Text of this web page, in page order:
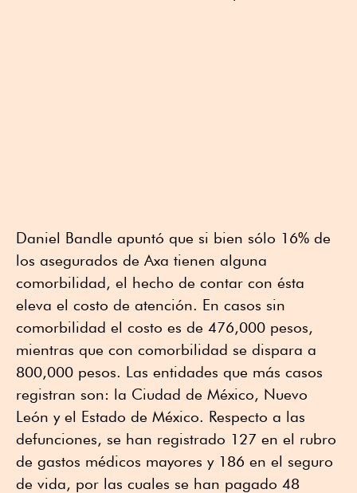
Daniel Bandle apuntó que si bien sólo 16% de
los asegurados de Axa tienen alguna
comorbilidad, el hecho de contar con ésta
eleva el costo de atención. En casos sin
comorbilidad el costo es de 476,000 pesos,
mientras que con comorbilidad se dispara a
800,000 pesos. Las entidades que más casos
registran son: la Ciudad de México, Nuevo
León y el Estado de México. Respecto a las
defunciones, se han registrado 127 en el rubro
de gastos médicos mayores y 186 en el seguro
de vida, por las cuales se han pagado 48